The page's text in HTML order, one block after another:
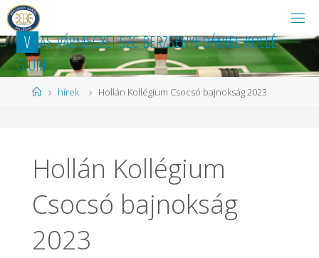
Ugrás
tartalomhoz
V AS VÁRMEGYEI SZC BERZSENYI DÁNIEL KOLLÉ
GIUM
Kezdőlap
hírek Hollán Kollégium Csocsó bajnokság 2023
Hollán Kollégium
Csocsó bajnokság
2023